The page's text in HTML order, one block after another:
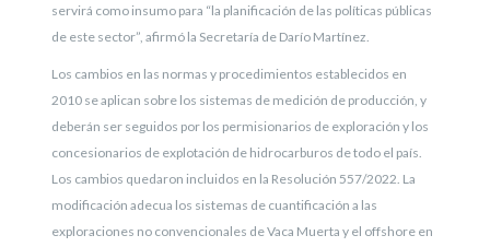
servirá como insumo para “la planificación de las políticas públicas
de este sector”, afirmó la Secretaría de Darío Martínez.
Los cambios en las normas y procedimientos establecidos en
2010 se aplican sobre los sistemas de medición de producción, y
deberán ser seguidos por los permisionarios de exploración y los
concesionarios de explotación de hidrocarburos de todo el país.
Los cambios quedaron incluidos en la Resolución 557/2022. La
modificación adecua los sistemas de cuantificación a las
exploraciones no convencionales de Vaca Muerta y el offshore en